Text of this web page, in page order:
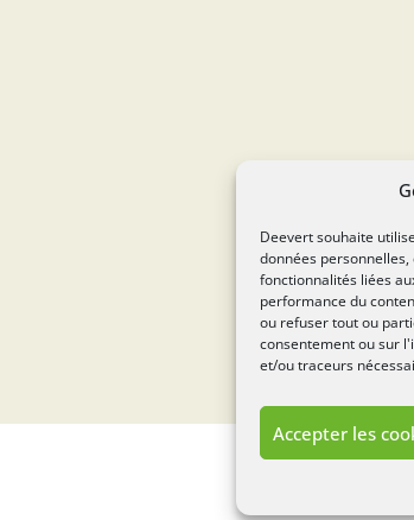
Deevert souhaite
données
fonctionnalités liées
performance du
ou refuser tout ou
consentement ou sur
et/ou traceurs
Accepter les